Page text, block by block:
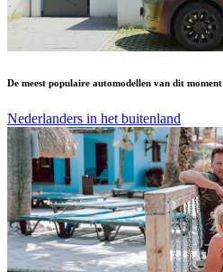
De meest populaire automodellen van dit moment
Nederlanders in het buitenland